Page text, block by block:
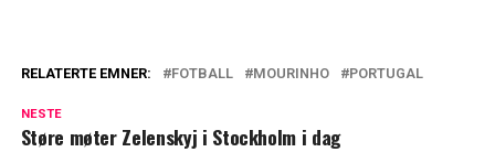
RELATERTE EMNER: FOTBALL MOURINHO PORTUGAL
NESTE
Støre møter Zelenskyj i Stockholm i dag